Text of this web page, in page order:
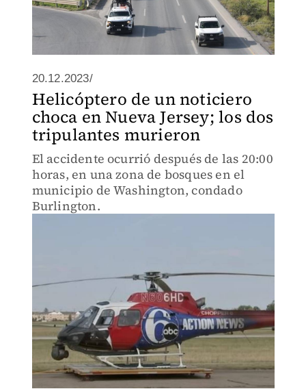
20.12.2023/
Helicóptero de un noticiero
choca en Nueva Jersey; los dos
tripulantes murieron
El accidente ocurrió después de las 20:00
horas, en una zona de bosques en el
municipio de Washington, condado
Burlington.